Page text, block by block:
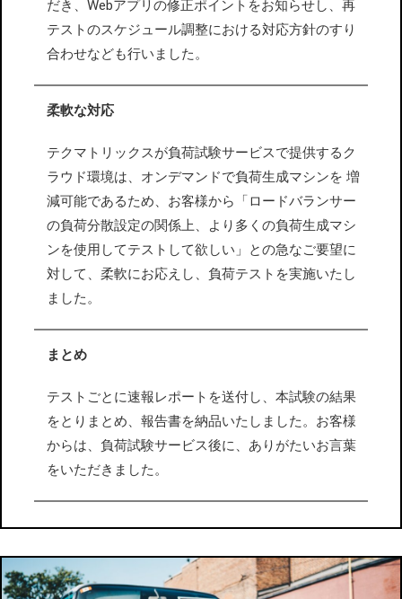
だき、Webアプリの修正ポイントをお知らせし、再
テストのスケジュール調整における対応方針のすり
合わせなども行いました。
柔軟な対応
テクマトリックスが負荷試験サービスで提供するク
ラウド環境は、オンデマンドで負荷生成マシンを 増
減可能であるため、お客様から「ロードバランサー
の負荷分散設定の関係上、より多くの負荷生成マシ
ンを使用してテストして欲しい」との急なご要望に
対して、柔軟にお応えし、負荷テストを実施いたし
ました。
まとめ
テストごとに速報レポートを送付し、本試験の結果
をとりまとめ、報告書を納品いたしました。お客様
からは、負荷試験サービス後に、ありがたいお言葉
をいただきました。